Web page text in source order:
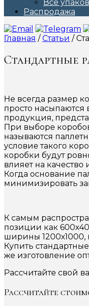
Все
Распродажа
Главная /Статьи /
Стандартные
Не всегда размер
просто
продукция,
При выборе
называются
условие такого
коробки будут
влияет на
Когда основание
минимизировать
К самым
позиции как
ширины 1200х1000,
Купить
же изготовление
Рассчитайте свой
Рассчитайте